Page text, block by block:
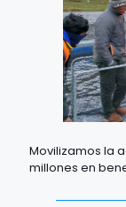
Movilizamos la
millones en